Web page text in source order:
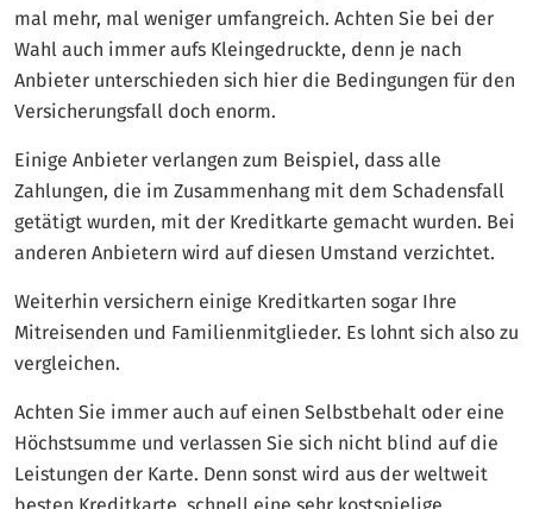
mal mehr, mal weniger umfangreich. Achten Sie bei der
Wahl auch immer aufs Kleingedruckte, denn je nach
Anbieter unterschieden sich hier die Bedingungen für den
Versicherungsfall doch enorm.
Einige Anbieter verlangen zum Beispiel, dass alle
Zahlungen, die im Zusammenhang mit dem Schadensfall
getätigt wurden, mit der Kreditkarte gemacht wurden. Bei
anderen Anbietern wird auf diesen Umstand verzichtet.
Weiterhin versichern einige Kreditkarten sogar Ihre
Mitreisenden und Familienmitglieder. Es lohnt sich also zu
vergleichen.
Achten Sie immer auch auf einen Selbstbehalt oder eine
Höchstsumme und verlassen Sie sich nicht blind auf die
Leistungen der Karte. Denn sonst wird aus der weltweit